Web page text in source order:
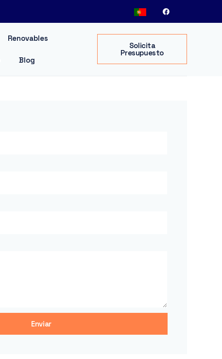
Renovables
Blog
Solicita
Presupuesto
Enviar